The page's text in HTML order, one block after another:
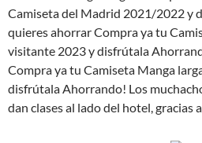
Camiseta del Madrid 2021/2022 y
quieres ahorrar Compra ya tu
visitante 2023 y disfrútala
Compra ya tu Camiseta Manga
disfrútala Ahorrando! Los
dan clases al lado del hotel, gracias